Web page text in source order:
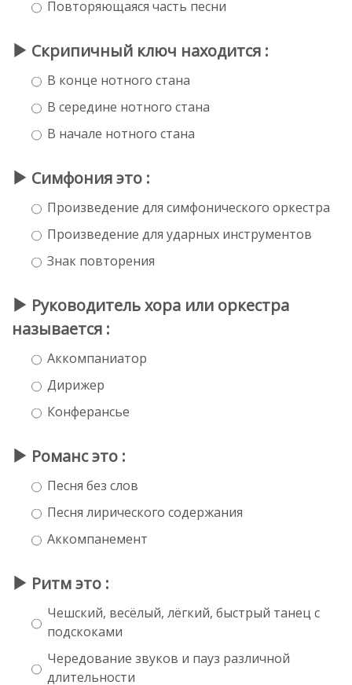
Повторяющаяся часть песни
Скрипичный ключ находится :
В конце нотного стана
В середине нотного стана
В начале нотного стана
Симфония это :
Произведение для симфонического оркестра
Произведение для ударных инструментов
Знак повторения
Руководитель хора или оркестра
называется :
Аккомпаниатор
Дирижер
Конферансье
Романс это :
Песня без слов
Песня лирического содержания
Аккомпанемент
Ритм это :
Чешский, весёлый, лёгкий, быстрый танец с
подскоками
Чередование звуков и пауз различной
длительности